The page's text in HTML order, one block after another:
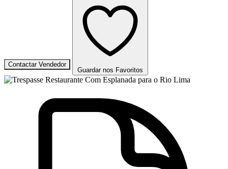
Contactar Vendedor
Guardar nos Favoritos